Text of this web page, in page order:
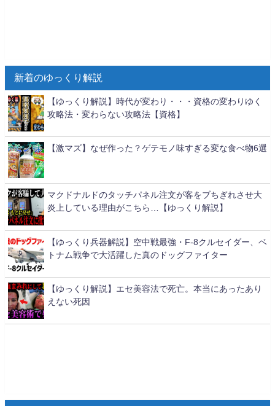
新着のゆっくり解説
【ゆっくり解説】時代が変わり・・・資格の変わりゆく
攻略法・変わらない攻略法【資格】
【激マズ】なぜ作った？ゲテモノ味すぎる変な食べ物6選
マクドナルドのタッチパネル注文が客をブちぎれさせ大
炎上している理由がこちら…【ゆっくり解説】
【ゆっくり兵器解説】空中戦最強・F-8クルセイダー、ベ
トナム戦争で大活躍した真のドッグファイター
【ゆっくり解説】エセ美容法で死亡。本当にあったあり
えない死因